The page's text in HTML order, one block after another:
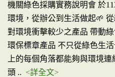
機關綠色採購實務說明會 於
環境，從辦公到生活做起🌱
對環境衝擊較少之產品 帶動
環保標章產品 不只從綠色生
上的每個角落都能夠與環境
頭 .. <詳全文>